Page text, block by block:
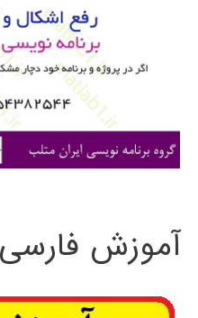
ی
آموزش